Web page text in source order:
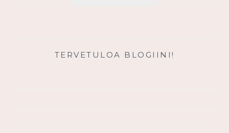
TERVETULOA BLOGIINI!